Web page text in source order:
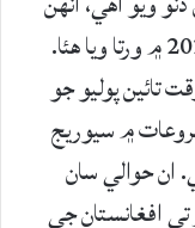
ٻنهي شهرن مان سيوريج سيمپل اپريل 2023 ۾ ورتا ويا هئا.
تائين پوليو جو
۾ سيوريج
ان حوالي سان
تي افغانستان جي